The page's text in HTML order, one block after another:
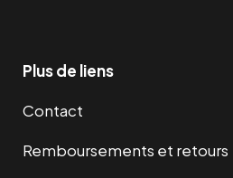
Plus de liens
Contact
Remboursements et retours